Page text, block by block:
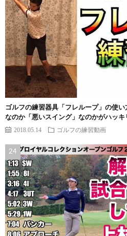
ゴルフの練習器具「フレループ」の使い
なのか「悪いスイング」なのかがハッキ
2018.05.14 ゴルフの練習動画